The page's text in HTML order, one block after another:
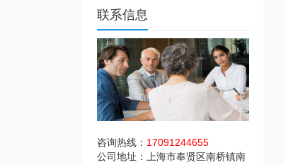
联系信息
咨询热线： 17091244655
公司地址：上海市奉贤区南桥镇南